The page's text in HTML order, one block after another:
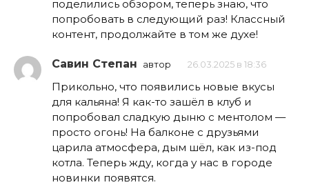
поделились обзором, теперь знаю, что
попробовать в следующий раз! Классный
контент, продолжайте в том же духе!
Савин Степан автор 26.03.2025 в 18:36
Прикольно, что появились новые вкусы
для кальяна! Я как-то зашёл в клуб и
попробовал сладкую дыню с ментолом —
просто огонь! На балконе с друзьями
царила атмосфера, дым шёл, как из-под
котла. Теперь жду, когда у нас в городе
новинки появятся.